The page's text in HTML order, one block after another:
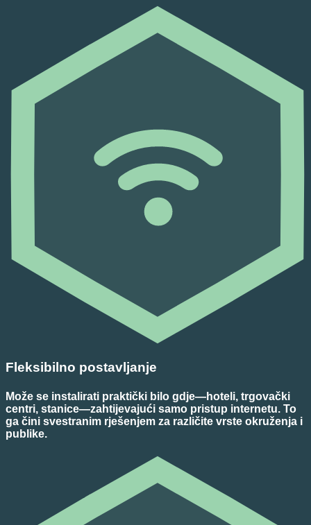
Fleksibilno postavljanje
Može se instalirati praktički bilo gdje—hoteli, trgovački
centri, stanice—zahtijevajući samo pristup internetu. To
ga čini svestranim rješenjem za različite vrste okruženja i
publike.